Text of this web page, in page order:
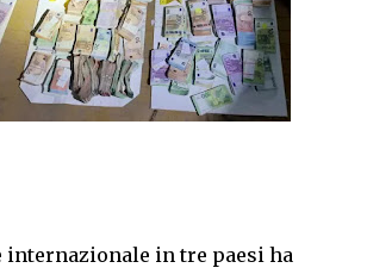
internazionale in tre paesi ha